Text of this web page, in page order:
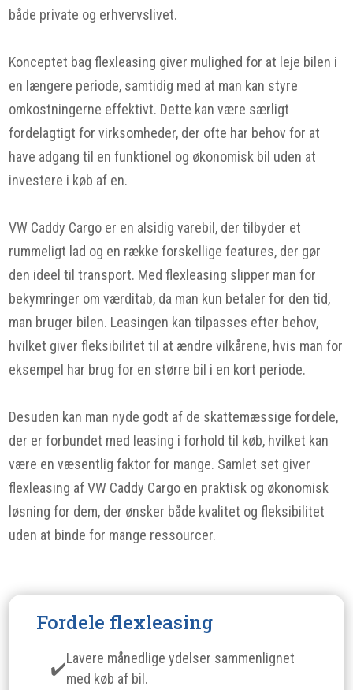
både private og erhvervslivet.
Konceptet bag flexleasing giver mulighed for at leje bilen i
en længere periode, samtidig med at man kan styre
omkostningerne effektivt. Dette kan være særligt
fordelagtigt for virksomheder, der ofte har behov for at
have adgang til en funktionel og økonomisk bil uden at
investere i køb af en.
VW Caddy Cargo er en alsidig varebil, der tilbyder et
rummeligt lad og en række forskellige features, der gør
den ideel til transport. Med flexleasing slipper man for
bekymringer om værditab, da man kun betaler for den tid,
man bruger bilen. Leasingen kan tilpasses efter behov,
hvilket giver fleksibilitet til at ændre vilkårene, hvis man for
eksempel har brug for en større bil i en kort periode.
Desuden kan man nyde godt af de skattemæssige fordele,
der er forbundet med leasing i forhold til køb, hvilket kan
være en væsentlig faktor for mange. Samlet set giver
flexleasing af VW Caddy Cargo en praktisk og økonomisk
løsning for dem, der ønsker både kvalitet og fleksibilitet
uden at binde for mange ressourcer.
Fordele flexleasing
Lavere månedlige ydelser sammenlignet
med køb af bil.